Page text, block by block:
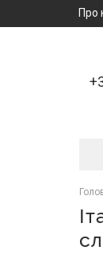
Про